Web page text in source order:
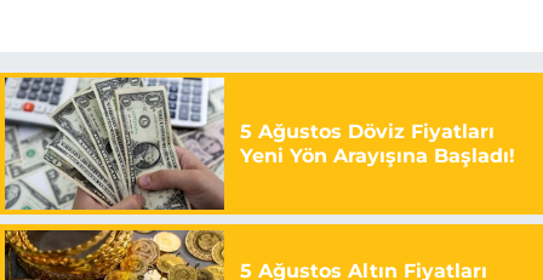
5 Ağustos Döviz Fiyatları
Yeni Yön Arayışına Başladı!
5 Ağustos Altın Fiyatları